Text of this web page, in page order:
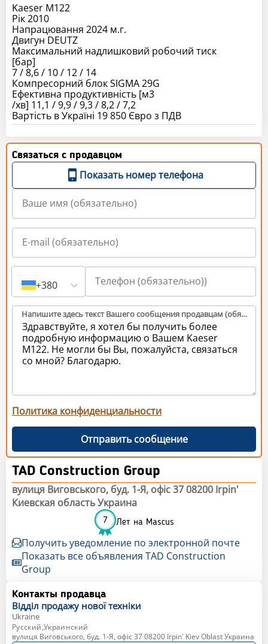
Kaeser M122
Рік 2010
Напрацювання 2024 м.г.
Двигун DEUTZ
Максимальний надлишковий робочий тиск
[бар]
7 / 8,6 / 10 / 12 / 14
Компресорний блок SIGMA 29G
Ефективна продуктивність [м3
/хв] 11,1 / 9,9 / 9,3 / 8,2 / 7,2
Вартість в Україні 19 850 Євро з ПДВ
Связаться с продавцом
Показать номер телефона
+380
Напишите здесь текст Вашего сообщения продавцам (обязательно)
Политика конфиденциальности
Отправить сообщение
TAD Construction Group
вулиця Виговського, буд. 1-Я, офiс 37 08200 Irpin'
Киевская область Украина
7 Лет на Mascus
Получить уведомление по электронной почте
Показать все объявления TAD Construction
Group
Контакты продавца
Відділ продажу нової техніки
Ukraine
Русский,Украинский
вулиця Виговського, буд. 1-Я, офiс 37 08200 Irpin' Kiev Oblast Украина